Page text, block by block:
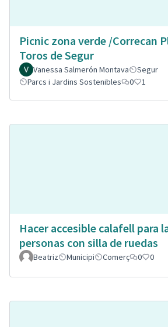
Picnic zona verde /Correcan
Toros de Segur
Vanessa Salmerón Montava
Segur
Parcs i Jardins Sostenibles
0 1
Hacer accesible calafell para
personas con silla de ruedas
Beatriz Municipi Comerç 0 0